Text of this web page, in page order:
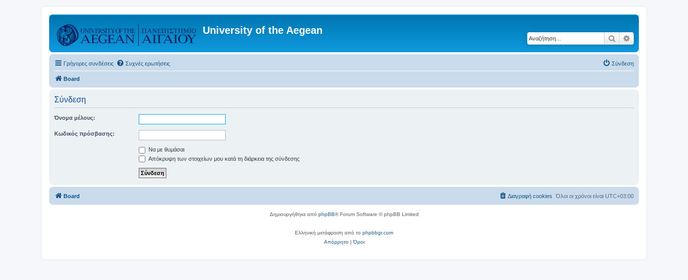
University of the Aegean
Αναζήτηση
Γρήγορες συνδέσεις Συχνές ερωτήσεις Σύνδεση
Board
Σύνδεση
Όνομα μέλους:
Κωδικός πρόσβασης:
Να με θυμάσαι
Απόκρυψη των στοιχείων μου κατά τη διάρκεια της σύνδεσης
Board Όλοι οι χρόνοι είναι UTC+03:00
Διαγραφή cookies
Δημιουργήθηκε από phpBB® Forum Software © phpBB Limited
Ελληνική μετάφραση από το phpbbgr.com
Απόρρητο|Όροι